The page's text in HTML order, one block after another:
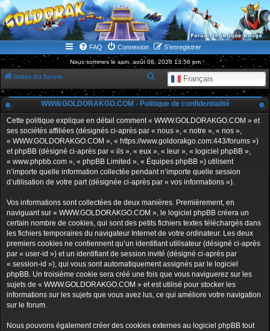
WWW.GOLDORAKGO.COM
le site de la Lune Rouge
FAQ Connexion S’enregistrer
Nous sommes le sam. août 08, 2026 13:56 pm
Index du forum Français
e
c
h
e
c
r
WWW.GOLDORAKGO.COM - Politique de confidentialité
Cette politique explique en détail comment « WWW.GOLDORAKGO.COM » et
ses sociétés affiliées (désignés ci-après par « nous », « notre », « nos »,
« WWW.GOLDORAKGO.COM », « https://www.goldorakgo.com:443/forums »)
et phpBB (désigné ci-après par « ils », « eux », « leur », « logiciel phpBB »,
« www.phpbb.com », « phpBB Limited », « Équipes phpBB ») utilisent
n’importe quelle information collectée pendant n’importe quelle session
d’utilisation de votre part (désignée ci-après par « vos informations »).
Vos informations sont collectées de deux manières. Premièrement, en
naviguant sur « WWW.GOLDORAKGO.COM », le logiciel phpBB créera un
certain nombre de cookies, qui sont des petits fichiers textes téléchargés dans
les fichiers temporaires du navigateur Internet de votre ordinateur. Les deux
premiers cookies ne contiennent qu’un identifiant utilisateur (désigné ci-après
par « user-id ») et un identifiant de session invité (désigné ci-après par
« session-id »), qui vous sont automatiquement assignés par le logiciel
phpBB. Un troisième cookie sera créé une fois que vous naviguerez sur les
sujets de « WWW.GOLDORAKGO.COM » et est utilisé pour stocker les
informations sur les sujets que vous avez lus, ce qui améliore votre navigation
sur le forum.
Nous pouvons également créer des cookies externes au logiciel phpBB tout